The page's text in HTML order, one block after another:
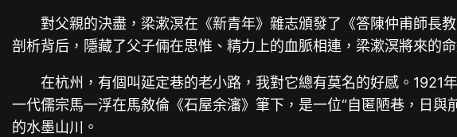
對父親的決盡，梁漱溟在《新青年》雜志頒發了《答陳仲甫師長
剖析背后，隱藏了父子倆在思惟、精力上的血脈相連，梁漱溟將來的
在杭州，有個叫延定巷的老小路，我對它總有莫名的好感。1921
一代儒宗馬一浮在馬敘倫《石屋余瀋》筆下，是一位“自匿陋巷，日
的水墨山川。